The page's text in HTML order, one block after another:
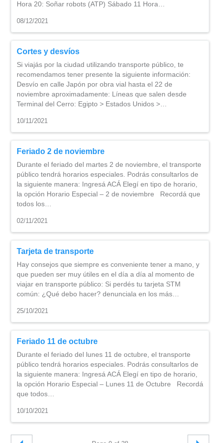
Hora 20: Soñar robots (ATP) Sábado 11 Hora…
08/12/2021
Cortes y desvíos
Si viajás por la ciudad utilizando transporte público, te
recomendamos tener presente la siguiente información:
Desvío en calle Japón por obra vial hasta el 22 de
noviembre aproximadamente: Líneas que salen desde
Terminal del Cerro: Egipto > Estados Unidos >…
10/11/2021
Feriado 2 de noviembre
Durante el feriado del martes 2 de noviembre, el transporte
público tendrá horarios especiales. Podrás consultarlos de
la siguiente manera: Ingresá ACÁ Elegí en tipo de horario,
la opción Horario Especial – 2 de noviembre Recordá que
todos los…
02/11/2021
Tarjeta de transporte
Hay consejos que siempre es conveniente tener a mano, y
que pueden ser muy útiles en el día a día al momento de
viajar en transporte público: Si perdés tu tarjeta STM
común: ¿Qué debo hacer? denunciala en los más…
25/10/2021
Feriado 11 de octubre
Durante el feriado del lunes 11 de octubre, el transporte
público tendrá horarios especiales. Podrás consultarlos de
la siguiente manera: Ingresá ACÁ Elegí en tipo de horario,
la opción Horario Especial – Lunes 11 de Octubre Recordá
que todos…
10/10/2021